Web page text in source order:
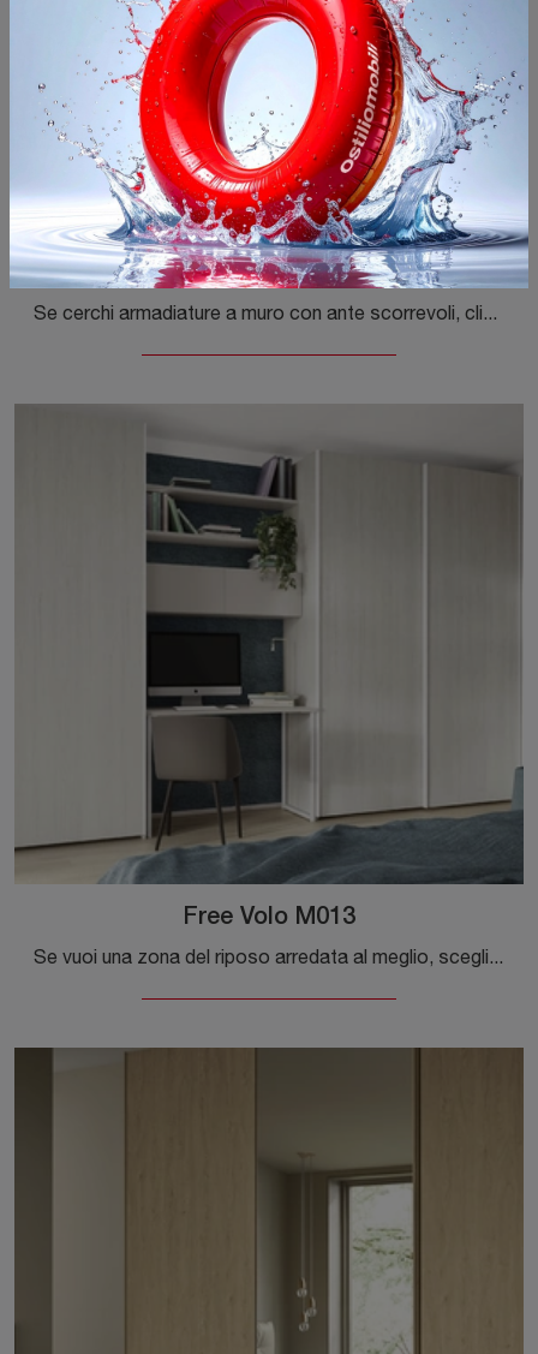
Free Volo M018
Se cerchi armadiature a muro con ante scorrevoli, clicca e scopri l'armadio Free Volo M018 di Colombini Casa in melaminico.
Free Volo M013
Se vuoi una zona del riposo arredata al meglio, scegli l'armadio Free Volo M013 con ante scorrevoli di Colombini Casa!